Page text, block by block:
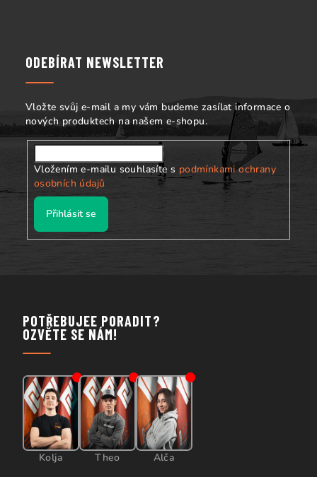
ODEBÍRAT NEWSLETTER
Vložte svůj e-mail a my vám budeme zasílat informace o
nových produktech na našem e-shopu.
Vložením e-mailu souhlasíte s podmínkami ochrany
osobních údajů
Přihlásit se
POTŘEBUJEE PORADIT?
OZVĚTE SE NÁM!
Kolja Theo Alča